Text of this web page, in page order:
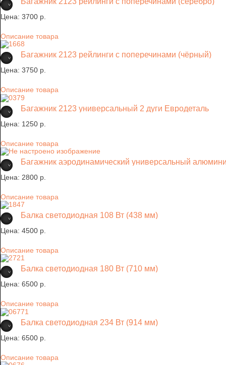
Цена: 3700 p.
Описание товара
Багажник 2123 рейлинги с поперечинами (чёрный)
Цена: 3750 p.
Описание товара
Багажник 2123 универсальный 2 дуги Евродеталь
Цена: 1250 p.
Описание товара
Багажник аэродинамический универсальный
Цена: 2800 p.
Описание товара
Балка светодиодная 108 Вт (438 мм)
Цена: 4500 p.
Описание товара
Балка светодиодная 180 Вт (710 мм)
Цена: 6500 p.
Описание товара
Балка светодиодная 234 Вт (914 мм)
Цена: 6500 p.
Описание товара